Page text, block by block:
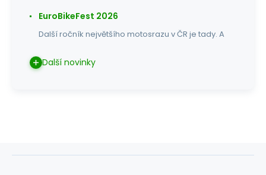
EuroBikeFest 2026
Další ročník největšího motosrazu v ČR je tady. A
Další novinky